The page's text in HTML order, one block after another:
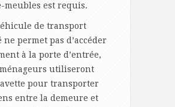
meubles est requis.
de transport
permet pas d’accéder
à la porte d’entrée,
utiliseront
pour transporter
entre la demeure et